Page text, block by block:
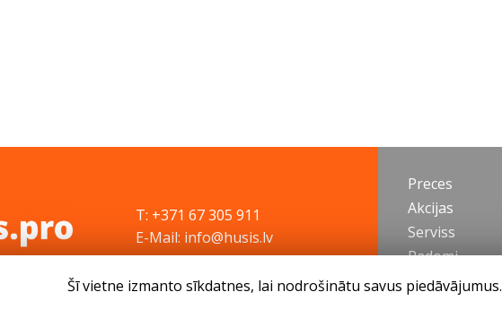
T: +371 67 305 911
E-Mail: info@husis.lv
Preces
Akcijas
Serviss
Padomi
Šī vietne izmanto sīkdatnes, lai nodrošinātu savus piedāvājumus.